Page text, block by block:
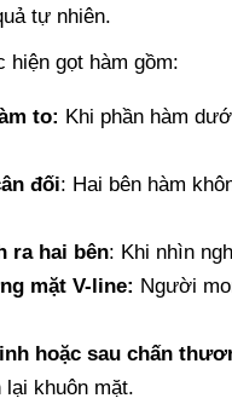
tự nhiên.
gọt hàm gồm:
to: Khi phần hàm
đối: Hai bên hàm
ra hai bên: Khi nhìn
mặt V-line: Người
hoặc sau chấn
lại khuôn mặt.